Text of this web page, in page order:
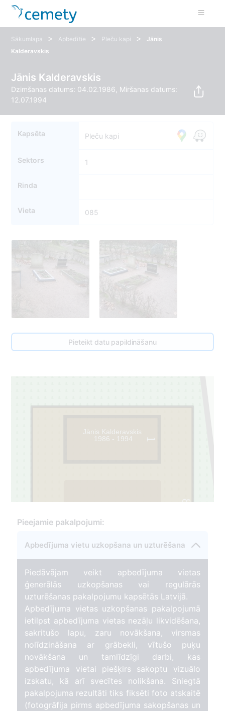
Sākumlapa > Apbedītie > Pleču kapi >
Jānis
Kalderavskis
Jānis Kalderavskis
Dzimšanas datums: 04.02.1986, Miršanas datums:
12.07.1994
Kapsēta Pleču kapi
Sektors 1
Rinda
Vieta 085
Pieteikt datu papildināšanu
85
1
Jānis Kalderavskis
1986 - 1994
Pieejamie pakalpojumi:
Apbedījuma vietu uzkopšana un uzturēšana
Piedāvājam veikt apbedījuma vietas
ģenerālās uzkopšanas vai regulārās
uzturēšanas pakalpojumu kapsētās Latvijā.
Apbedījuma vietas uzkopšanas pakalpojumā
ietilpst apbedījuma vietas nezāļu likvidēšana,
sakritušo lapu, zaru novākšana, virsmas
nolīdzināšana ar grābekli, vītušo puķu
novākšana un tamlīdzīgi darbi, kas
apbedījuma vietai piešķirs sakoptu vizuālo
izskatu, kā arī svecītes nolikšana. Sniegtā
pakalpojuma rezultāti tiks fiksēti foto atskaitē
(fotogrāfija pirms apbedījuma sakopšanas un